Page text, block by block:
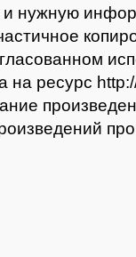
и нужную
на ресурс